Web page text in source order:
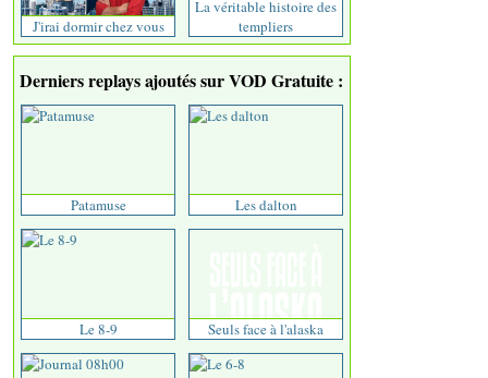
J'irai dormir chez vous
La véritable histoire des
templiers
Derniers replays ajoutés sur VOD Gratuite :
Patamuse Les dalton
Le 8-9 Seuls face à l'alaska